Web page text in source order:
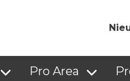
Pro Area